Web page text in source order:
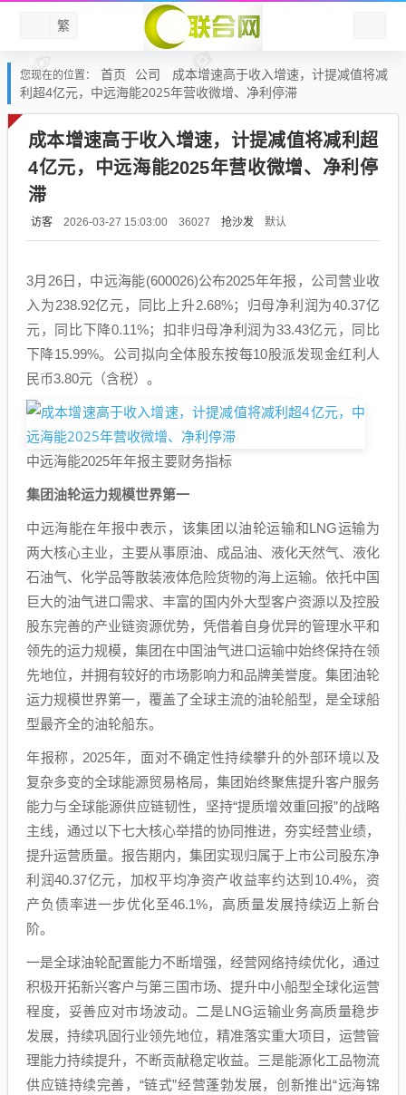
繁
您现在的位置： 首页 公司
成本增速高于收入增速，计提减值将减
利超4亿元，中远海能2025年营收微增、净利停滞
成本增速高于收入增速，计提减值将减利超
4亿元，中远海能2025年营收微增、净利停
滞
访客 2026-03-27 15:03:00 36027 抢沙发 默认
3月26日，中远海能(600026)公布2025年年报，公司营业收
入为238.92亿元，同比上升2.68%；归母净利润为40.37亿
元，同比下降0.11%；扣非归母净利润为33.43亿元，同比
下降15.99%。公司拟向全体股东按每10股派发现金红利人
民币3.80元（含税）。
中远海能2025年年报主要财务指标
集团油轮运力规模世界第一
中远海能在年报中表示，该集团以油轮运输和LNG运输为
两大核心主业，主要从事原油、成品油、液化天然气、液化
石油气、化学品等散装液体危险货物的海上运输。依托中国
巨大的油气进口需求、丰富的国内外大型客户资源以及控股
股东完善的产业链资源优势，凭借着自身优异的管理水平和
领先的运力规模，集团在中国油气进口运输中始终保持在领
先地位，并拥有较好的市场影响力和品牌美誉度。集团油轮
运力规模世界第一，覆盖了全球主流的油轮船型，是全球船
型最齐全的油轮船东。
年报称，2025年，面对不确定性持续攀升的外部环境以及
复杂多变的全球能源贸易格局，集团始终聚焦提升客户服务
能力与全球能源供应链韧性，坚持“提质增效重回报”的战略
主线，通过以下七大核心举措的协同推进，夯实经营业绩，
提升运营质量。报告期内，集团实现归属于上市公司股东净
利润40.37亿元，加权平均净资产收益率约达到10.4%，资
产负债率进一步优化至46.1%，高质量发展持续迈上新台
阶。
一是全球油轮配置能力不断增强，经营网络持续优化，通过
积极开拓新兴客户与第三国市场、提升中小船型全球化运营
程度，妥善应对市场波动。二是LNG运输业务高质量稳步
发展，持续巩固行业领先地位，精准落实重大项目，运营管
理能力持续提升，不断贡献稳定收益。三是能源化工品物流
供应链持续完善，“链式”经营蓬勃发展，创新推出“远海锦